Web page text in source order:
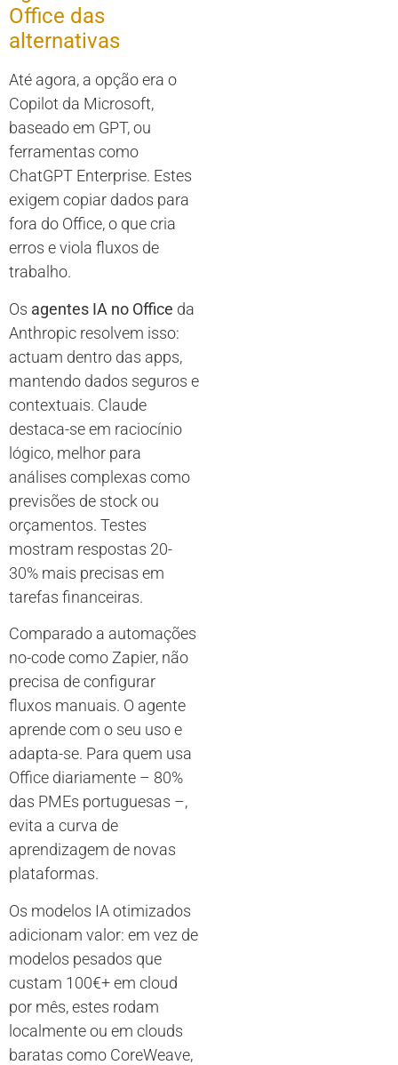
Office das
alternativas
Até agora, a opção era o
Copilot da Microsoft,
baseado em GPT, ou
ferramentas como
ChatGPT Enterprise. Estes
exigem copiar dados para
fora do Office, o que cria
erros e viola fluxos de
trabalho.
Os agentes IA no Office da
Anthropic resolvem isso:
actuam dentro das apps,
mantendo dados seguros e
contextuais. Claude
destaca-se em raciocínio
lógico, melhor para
análises complexas como
previsões de stock ou
orçamentos. Testes
mostram respostas 20-
30% mais precisas em
tarefas financeiras.
Comparado a automações
no-code como Zapier, não
precisa de configurar
fluxos manuais. O agente
aprende com o seu uso e
adapta-se. Para quem usa
Office diariamente – 80%
das PMEs portuguesas –,
evita a curva de
aprendizagem de novas
plataformas.
Os modelos IA otimizados
adicionam valor: em vez de
modelos pesados que
custam 100€+ em cloud
por mês, estes rodam
localmente ou em clouds
baratas como CoreWeave,